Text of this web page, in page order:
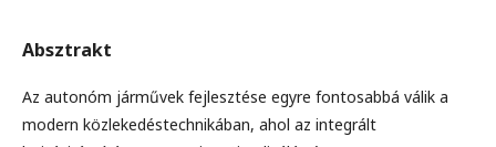
Absztrakt
Az autonóm járművek fejlesztése egyre fontosabbá válik a
modern közlekedéstechnikában, ahol az integrált